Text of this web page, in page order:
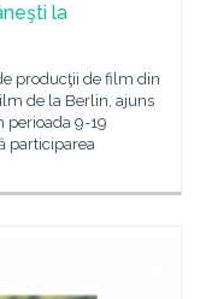
la
producţii de film din
de la Berlin, ajuns
perioada 9-19
participarea